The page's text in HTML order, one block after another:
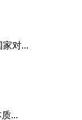
对...
...